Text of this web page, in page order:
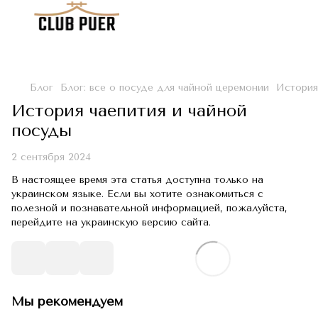
Блог Блог: все о посуде для чайной церемонии
История чаепития и чайной
посуды
2 сентября 2024
В настоящее время эта статья доступна только на
украинском языке. Если вы хотите ознакомиться с
полезной и познавательной информацией, пожалуйста,
перейдите на украинскую версию сайта.
Мы рекомендуем